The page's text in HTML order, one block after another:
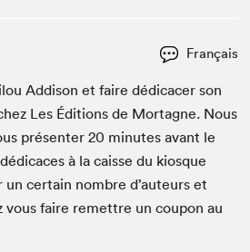
Français
Addi­son et faire dédi­cac­er son
Les Édi­tions de Mortagne. Nous
présen­ter20 min­utes avant le
à la caisse du kiosque
un cer­tain nom­bre d’auteurs et
vous faire remet­tre un coupon au